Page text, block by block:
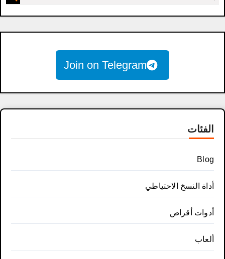
Join on Telegram
الفئات
Blog
أداة النسخ الاحتياطي
أدوات أقراص
ألعاب